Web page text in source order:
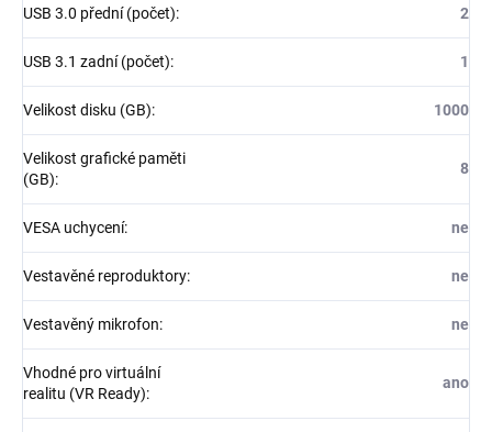
USB 3.0 přední (počet): 2
USB 3.1 zadní (počet): 1
Velikost disku (GB): 1000
Velikost grafické paměti
(GB):
8
VESA uchycení: ne
Vestavěné reproduktory: ne
Vestavěný mikrofon: ne
Vhodné pro virtuální
realitu (VR Ready):
ano